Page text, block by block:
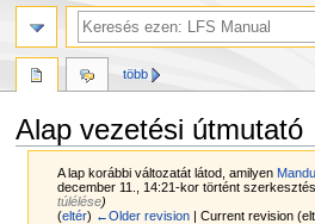
Alap vezetési útmutató
A lap korábbi változatát látod, amilyen
december 11., 14:21-kor történt
túlélése)
(eltér) ←Older revision | Current revision
több